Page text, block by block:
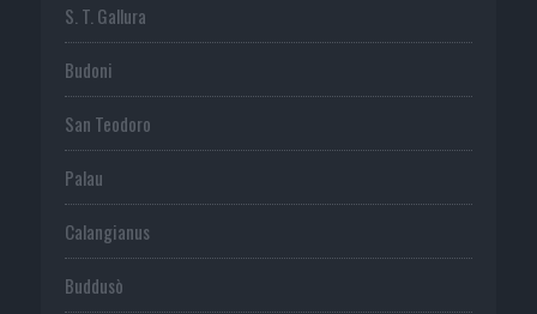
S. T. Gallura
Budoni
San Teodoro
Palau
Calangianus
Buddusò